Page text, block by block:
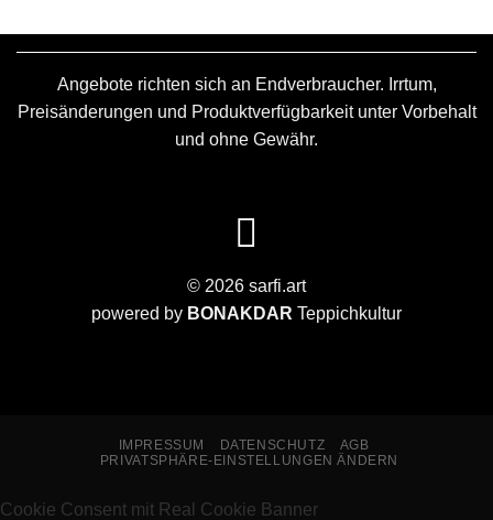
Angebote richten sich an Endverbraucher. Irrtum,
Preisänderungen und Produktverfügbarkeit unter Vorbehalt
und ohne Gewähr.
© 2026 sarfi.art
powered by BONAKDAR Teppichkultur
IMPRESSUM DATENSCHUTZ
AGB
PRIVATSPHÄRE-EINSTELLUNGEN ÄNDERN
Cookie Consent mit Real Cookie Banner